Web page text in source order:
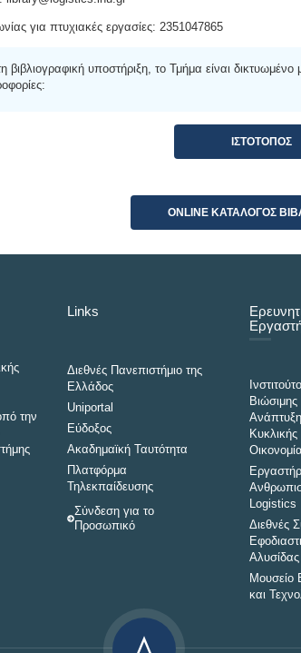
για πτυχιακές εργασίες: 2351047865
βιβλιογραφική υποστήριξη, το Τμήμα είναι
ΙΣΤΟΤΟΠΟΣ
ONLINE ΚΑΤΆΛΟΓΟΣ
την
Links
Διεθνές Πανεπιστήμιο της
Ελλάδος
Uniportal
Εύδοξος
Ακαδημαϊκή Ταυτότητα
Πλατφόρμα
Τηλεκπαίδευσης
Σύνδεση για το
Προσωπικό
Ινστιτούτο
Βιώσιμης
Κυκλικής
Logistics
Διεθνές
Αλυσίδας
Μουσείο
και